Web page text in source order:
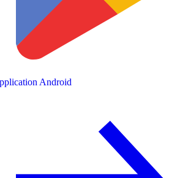
Android